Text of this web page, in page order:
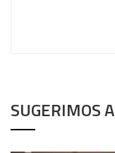
SUGERIMOS